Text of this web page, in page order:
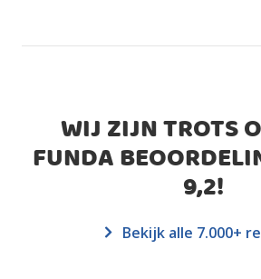
WIJ ZIJN TROTS
FUNDA
9,2!
Bekijk alle 7.000+